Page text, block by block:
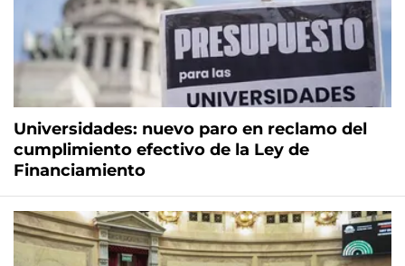
Universidades: nuevo paro en reclamo del
cumplimiento efectivo de la Ley de
Financiamiento